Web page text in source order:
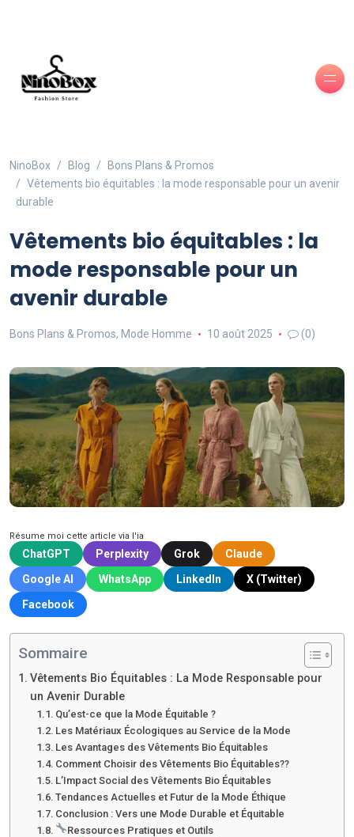
NinoBox Blog
Bons Plans & Promos
Vêtements bio équitables : la mode responsable pour un avenir
durable
Vêtements bio équitables : la
mode responsable pour un
avenir durable
Bons Plans & Promos, Mode Homme 10 août 2025 (0)
Résume moi cette article via l'ia
ChatGPT Perplexity Grok
Claude
Google AI
WhatsApp LinkedIn
X (Twitter)
Facebook
Sommaire
Vêtements Bio Équitables : La Mode Responsable pour
un Avenir Durable
Qu’est-ce que la Mode Équitable ?
Les Matériaux Écologiques au Service de la Mode
Les Avantages des Vêtements Bio Équitables
Comment Choisir des Vêtements Bio Équitables??
L’Impact Social des Vêtements Bio Équitables
Tendances Actuelles et Futur de la Mode Éthique
Conclusion : Vers une Mode Durable et Équitable
Ressources Pratiques et Outils